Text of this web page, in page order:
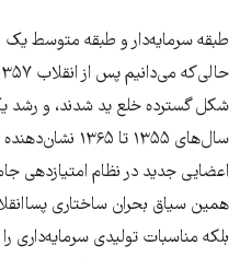
طبقه سرمایه‌دار و طبقه متوسط
شکل گسترده خلع ید شدند، و رشد
سال‌های ۱۳۵۵ تا
اعضایی جدید در نظام امتیازدهی
همین سیاق بحران ساختاری
بلکه مناسبات تولیدی سرمایه‌داری